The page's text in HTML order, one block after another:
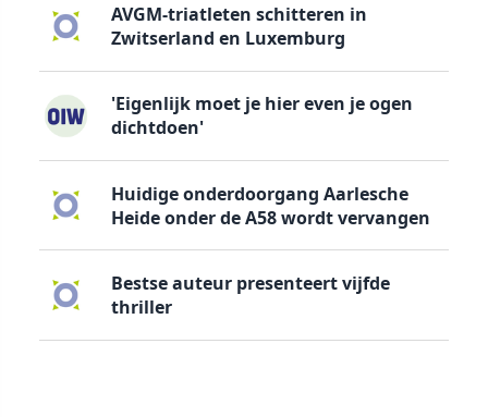
AVGM-triatleten schitteren in
Zwitserland en Luxemburg
'Eigenlijk moet je hier even je ogen
dichtdoen'
Huidige onderdoorgang Aarlesche
Heide onder de A58 wordt vervangen
Bestse auteur presenteert vijfde
thriller